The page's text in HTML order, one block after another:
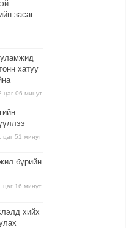
засаг
хатуу
цаг 06 минут
цаг 51 минут
бүрийн
цаг 16 минут
хийх